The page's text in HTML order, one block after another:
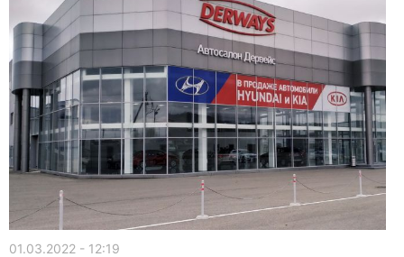
01.03.2022 - 12:19